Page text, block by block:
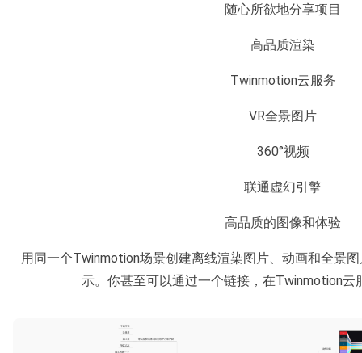
随心所欲地分享项目
高品质渲染
Twinmotion云服务
VR全景图片
360°视频
联通虚幻引擎
高品质的图像和体验
用同一个Twinmotion场景创建离线渲染图片、动画和全景
示。你甚至可以通过一个链接，在Twinmotion云